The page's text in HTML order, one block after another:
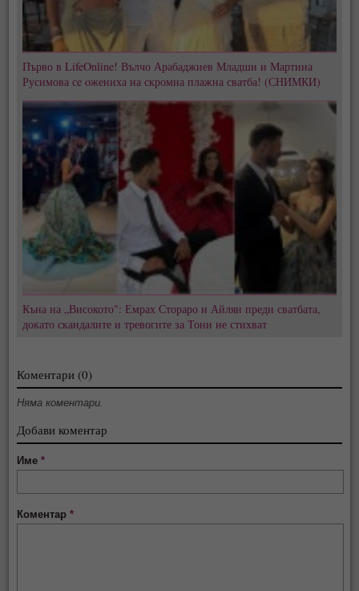
Първо в LifeOnline! Вълчо Арабаджиев Младши и Мартина
Русимова сe oжениха на скромна плажна сватба! (СНИМКИ)
Къна на „Високото": Емрах Стораро и Айлян преди сватбата,
докато скандалите и тревогите за Тони не стихват
Коментари (0)
Няма коментари.
Добави коментар
Име*
Коментар*